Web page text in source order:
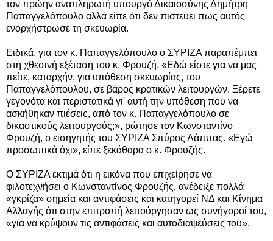
τον πρώην αναπληρωτή υπουργό Δικαιοσύνης Δημήτρη
Παπαγγελόπουλο αλλά είπε ότι δεν πιστεύει πως αυτός
ενορχήστρωσε τη σκευωρία.
Ειδικά, για τον κ. Παπαγγελόπουλο ο ΣΥΡΙΖΑ παραπέμπει
στη χθεσινή εξέταση του κ. Φρουζή. «Εδώ είστε για να μας
πείτε, καταρχήν, για υπόθεση σκευωρίας, του
Παπαγγελόπουλου, σε βάρος κρατικών λειτουργών. Ξέρετε
γεγονότα και περιστατικά γι' αυτή την υπόθεση που να
ασκήθηκαν πιέσεις, από τον κ. Παπαγγελόπουλο σε
δικαστικούς λειτουργούς;», ρώτησε τον Κωνσταντίνο
Φρουζή, ο εισηγητής του ΣΥΡΙΖΑ Σπύρος Λάππας. «Εγώ
προσωπικά όχι», είπε ξεκάθαρα ο κ. Φρουζής.
Ο ΣΥΡΙΖΑ εκτιμά ότι η εικόνα που επιχείρησε να
φιλοτεχνήσει ο Κωνσταντίνος Φρουζής, ανέδειξε πολλά
«γκρίζα» σημεία και αντιφάσεις και κατηγορεί ΝΔ και Κίνημα
Αλλαγής ότι στην επιτροπή λειτούργησαν ως συνήγοροί του,
«για να κρύψουν τις αντιφάσεις και αυτοδιαψεύσεις του».